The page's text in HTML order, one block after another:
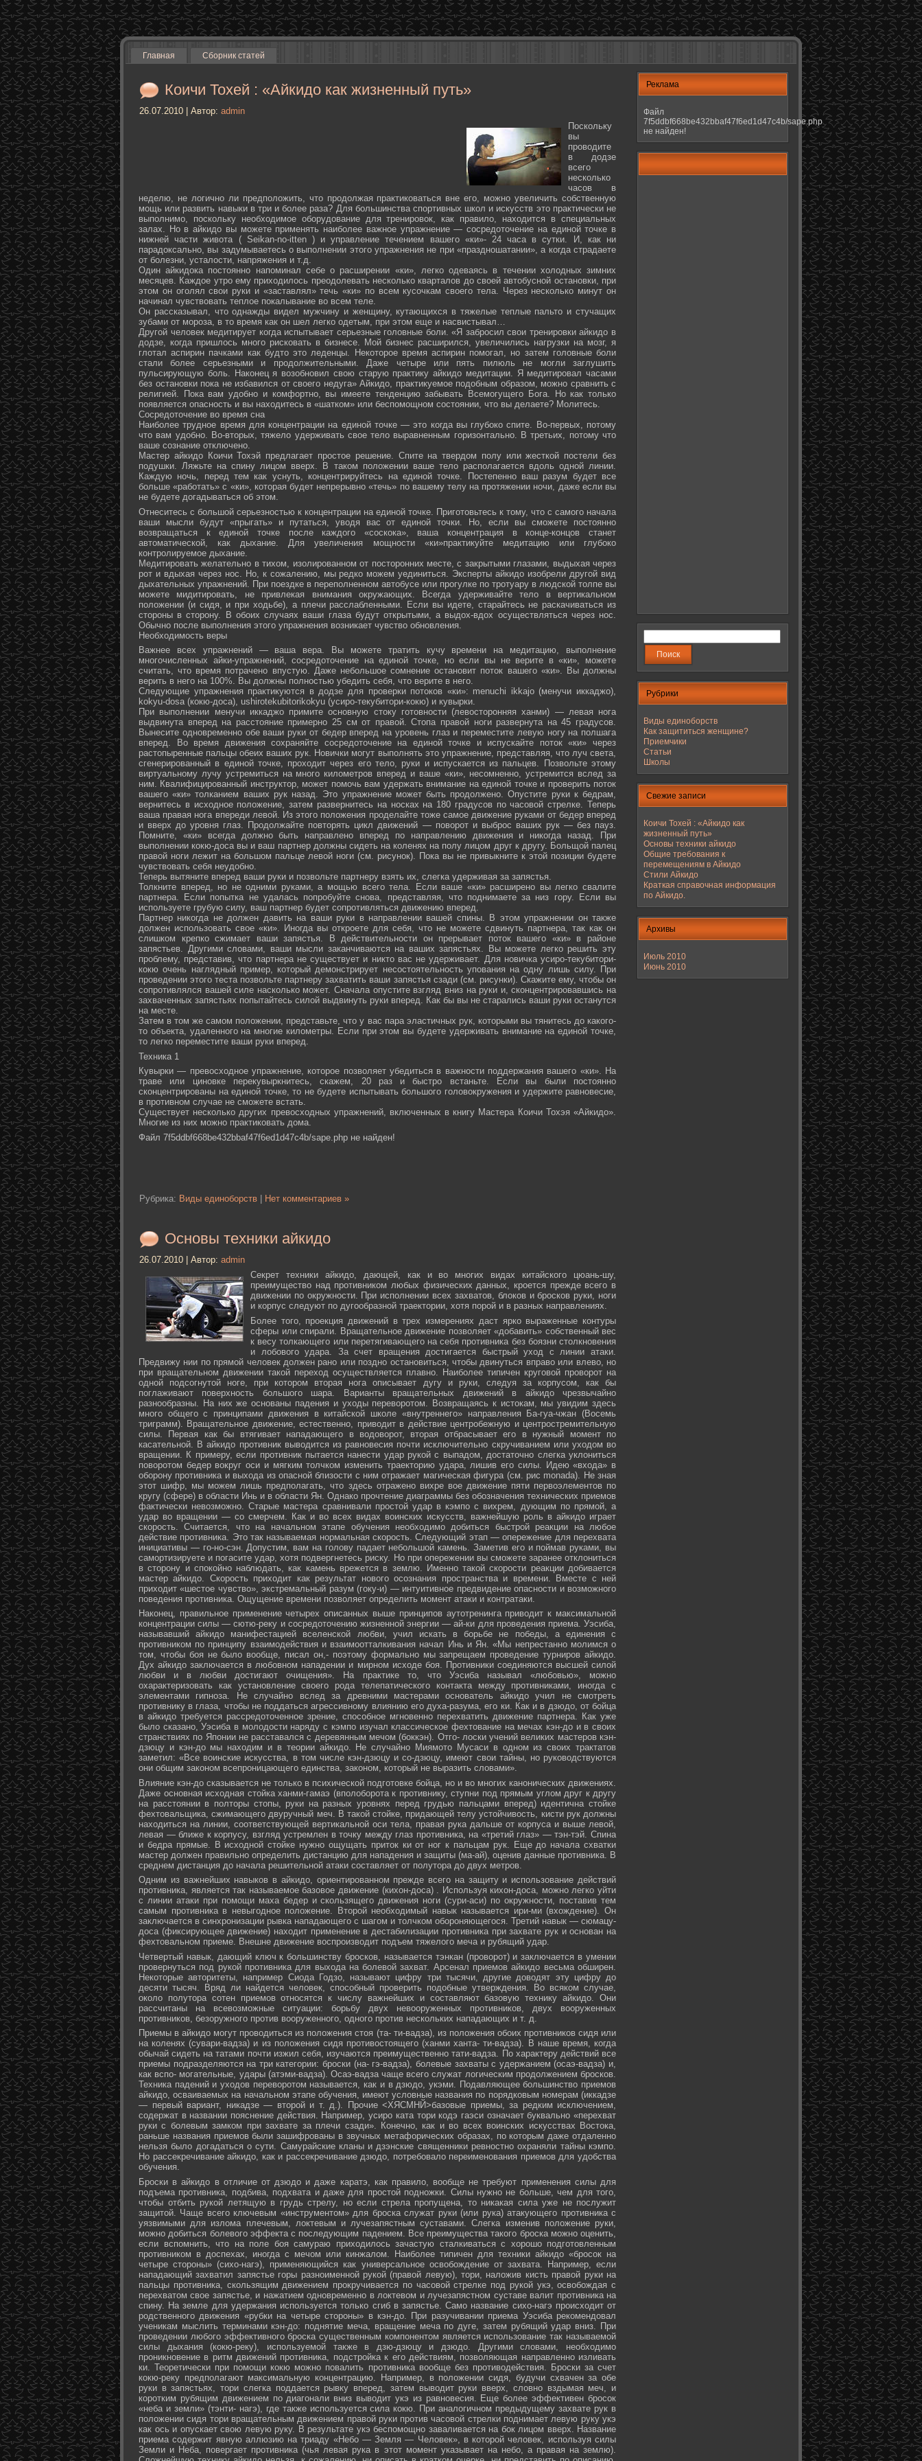
Главная Сборник статей
Коичи Тохей : «Айкидо как жизненный путь»
26.07.2010 | Автор: admin
Поскольку
вы
проводите
в додзе
всего
несколько
часов в
неделю, не логично ли предположить, что продолжая практиковаться вне его, можно увеличить собственную
мощь или развить навыки в три и более раза? Для большинства спортивных школ и искусств это практически не
выполнимо, поскольку необходимое оборудование для тренировок, как правило, находится в специальных
залах. Но в айкидо вы можете применять наиболее важное упражнение — сосредоточение на единой точке в
нижней части живота ( Seikan-­no-­itten ) и управление течением вашего «ки»- 24 часа в сутки. И, как ни
парадоксально, вы задумываетесь о выполнении этого упражнения не при «праздношатании», а когда страдаете
от болезни, усталости, напряжения и т.д.
Один айкидока постоянно напоминал себе о расширении «ки», легко одеваясь в течении холодных зимних
месяцев. Каждое утро ему приходилось преодолевать несколько кварталов до своей автобусной остановки, при
этом он оголял свои руки и «заставлял» течь «ки» по всем кусочкам своего тела. Через несколько минут он
начинал чувствовать теплое покалывание во всем теле.
Он рассказывал, что однажды видел мужчину и женщину, кутающихся в тяжелые теплые пальто и стучащих
зубами от мороза, в то время как он шел легко одетым, при этом еще и насвистывал…
Другой человек медитирует когда испытывает серьезные головные боли. «Я забросил свои тренировки айкидо в
додзе, когда пришлось много рисковать в бизнесе. Мой бизнес расширился, увеличились нагрузки на мозг, я
глотал аспирин пачками как будто это леденцы. Некоторое время аспирин помогал, но затем головные боли
стали более серьезными и продолжительными. Даже четыре или пять пилюль не могли заглушить
пульсирующую боль. Наконец я возобновил свою старую практику айкидо медитации. Я медитировал часами
без остановки пока не избавился от своего недуга» Айкидо, практикуемое подобным образом, можно сравнить с
религией. Пока вам удобно и комфортно, вы имеете тенденцию забывать Всемогущего Бога. Но как только
появляется опасность и вы находитесь в «шатком» или беспомощном состоянии, что вы делаете? Молитесь.
Сосредоточение во время сна
Наиболее трудное время для концентрации на единой точке — это когда вы глубоко спите. Во-первых, потому
что вам удобно. Во-вторых, тяжело удерживать свое тело выравненным горизонтально. В третьих, потому что
ваше сознание отключено.
Мастер айкидо Коичи Тохэй предлагает простое решение. Спите на твердом полу или жесткой постели без
подушки. Ляжьте на спину лицом вверх. В таком положении ваше тело располагается вдоль одной линии.
Каждую ночь, перед тем как уснуть, концентрируйтесь на единой точке. Постепенно ваш разум будет все
больше «работать» с «ки», которая будет непрерывно «течь» по вашему телу на протяжении ночи, даже если вы
не будете догадываться об этом.
Отнеситесь с большой серьезностью к концентрации на единой точке. Приготовьтесь к тому, что с самого начала
ваши мысли будут «прыгать» и путаться, уводя вас от единой точки. Но, если вы сможете постоянно
возвращаться к единой точке после каждого «соскока», ваша концентрация в конце-концов станет
автоматической, как дыхание. Для увеличения мощности «ки»практикуйте медитацию или глубоко
контролируемое дыхание.
Медитировать желательно в тихом, изолированном от посторонних месте, с закрытыми глазами, выдыхая через
рот и вдыхая через нос. Но, к сожалению, мы редко можем уединиться. Эксперты айкидо изобрели другой вид
дыхательных упражнений. При поездке в переполненном автобусе или прогулке по тротуару в людской толпе вы
можете мидитировать, не привлекая внимания окружающих. Всегда удерживайте тело в вертикальном
положении (и сидя, и при ходьбе), а плечи расслабленными. Если вы идете, старайтесь не раскачиваться из
стороны в сторону. В обоих случаях ваши глаза будут открытыми, а выдох-вдох осуществляться через нос.
Обычно после выполнения этого упражнения возникает чувство обновления.
Необходимость веры
Важнее всех упражнений — ваша вера. Вы можете тратить кучу времени на медитацию, выполнение
многочисленных айки-упражнений, сосредоточение на единой точке, но если вы не верите в «ки», можете
считать, что время потрачено впустую. Даже небольшое сомнение остановит поток вашего «ки». Вы должны
верить в него на 100%. Вы должны полностью убедить себя, что верите в него.
Следующие упражнения практикуются в додзе для проверки потоков «ки»: menuchi ikkajo (менучи иккаджо),
kokyu-dosa (кокю-доса), ushiro­tekubitori­kokyu (усиро-текубитори-кокю) и кувырки.
При выполнении менучи иккаджо примите основную стоку готовности (левосторонняя ханми) — левая нога
выдвинута вперед на расстояние примерно 25 см от правой. Стопа правой ноги развернута на 45 градусов.
Вынесите одновременно обе ваши руки от бедер вперед на уровень глаз и переместите левую ногу на полшага
вперед. Во время движения сохраняйте сосредоточение на единой точке и испускайте поток «ки» через
растопыренные пальцы обеих ваших рук. Новички могут выполнять это упражнение, представляя, что луч света,
сгенерированный в единой точке, проходит через его тело, руки и испускается из пальцев. Позвольте этому
виртуальному лучу устремиться на много километров вперед и ваше «ки», несомненно, устремится вслед за
ним. Квалифицированный инструктор, может помочь вам удержать внимание на единой точке и проверить поток
вашего «ки» толканием ваших рук назад. Это упражнение может быть продолжено. Опустите руки к бедрам,
вернитесь в исходное положение, затем развернитесь на носках на 180 градусов по часовой стрелке. Теперь
ваша правая нога впереди левой. Из этого положения проделайте тоже самое движение руками от бедер вперед
и вверх до уровня глаз. Продолжайте повторять цикл движений — поворот и выброс ваших рук — без пауз.
Помните, «ки» всегда должно быть направлено вперед по направлению движения и никогда назад. При
выполнении кокю-доса вы и ваш партнер должны сидеть на коленях на полу лицом друг к другу. Больщой палец
правой ноги лежит на большом пальце левой ноги (см. рисунок). Пока вы не привыкните к этой позиции будете
чувствовать себя неудобно.
Теперь вытяните вперед ваши руки и позвольте партнеру взять их, слегка удерживая за запястья.
Толкните вперед, но не одними руками, а мощью всего тела. Если ваше «ки» расширено вы легко свалите
партнера. Если попытка не удалась попробуйте снова, представляя, что поднимаете за низ гору. Если вы
используете грубую силу, ваш партнер будет сопротивляться движению вперед.
Партнер никогда не должен давить на ваши руки в направлении вашей спины. В этом упражнении он также
должен использовать свое «ки». Иногда вы откроете для себя, что не можете сдвинуть партнера, так как он
слишком крепко сжимает ваши запястья. В действительности он прерывает поток вашего «ки» в районе
запястьев. Другими словами, ваши мысли заканчиваются на ваших запястьях. Вы можете легко решить эту
проблему, представив, что партнера не существует и никто вас не удерживает. Для новичка усиро-текубитори-
кокю очень наглядный пример, который демонстрирует несостоятельность упования на одну лишь силу. При
проведении этого теста позвольте партнеру захватить ваши запястья сзади (см. рисунки). Скажите ему, чтобы он
сопротивлялся вашей силе насколько может. Сначала опустите взгляд вниз на руки и, сконцентрировавшись на
захваченных запястьях попытайтесь силой выдвинуть руки вперед. Как бы вы не старались ваши руки останутся
на месте.
Затем в том же самом положении, представьте, что у вас пара эластичных рук, которыми вы тянитесь до какого-
то объекта, удаленного на многие километры. Если при этом вы будете удерживать внимание на единой точке,
то легко переместите ваши руки вперед.
Техника 1
Кувырки — превосходное упражнение, которое позволяет убедиться в важности поддержания вашего «ки». На
траве или циновке перекувыркнитесь, скажем, 20 раз и быстро встаньте. Если вы были постоянно
сконцентрированы на единой точке, то не будете испытывать большого головокружения и удержите равновесие,
в противном случае не сможете встать.
Существует несколько других превосходных упражнений, включенных в книгу Мастера Коичи Тохэя «Айкидо».
Многие из них можно практиковать дома.
Файл 7f5ddbf668be432bbaf47f6ed1d47c4b/sape.php не найден!
Рубрика: Виды единоборств Нет комментариев »
Основы техники айкидо
26.07.2010 | Автор: admin
Секрет техники айкидо, дающей, как и во многих видах китайского цюань-шу,
преимущество над противником любых физических данных, кроется прежде всего в
движении по окружности. При исполнении всех захватов, блоков и бросков руки, ноги
и корпус следуют по дугообразной траектории, хотя порой и в разных направлениях.
Более того, проекция движений в трех измерениях даст ярко выраженные контуры
сферы или спирали. Вращательное движение позволяет «добавить» собственный вес
к весу толкающего или перетягивающего на себя противника без боязни столкновения
и лобового удара. За счет вращения достигается быстрый уход с линии атаки.
Предвижу нии по прямой человек должен рано или поздно остановиться, чтобы двинуться вправо или влево, но
при вращательном движении такой переход осуществляется плавно. Наиболее типичен круговой проворот на
одной подсогнутой ноге, при котором вторая нога описывает дугу и руки, следуя за корпусом, как бы
поглаживают поверхность большого шара. Варианты вращательных движений в айкидо чрезвычайно
разнообразны. На них же основаны падения и уходы переворотом. Возвращаясь к истокам, мы увидим здесь
много общего с принципами движения в китайской школе «внутреннего» направления Ба-гуа-чжан (Восемь
триграмм). Вращательное движение, естественно, приводит в действие центробежную и центростремительную
силы. Первая как бы втягивает нападающего в водоворот, вторая отбрасывает его в нужный момент по
касательной. В айкидо противник выводится из равновесия почти исключительно скручиванием или уходом во
вращении. К примеру, если противник пытается нанести удар рукой с выпадом, достаточно слегка уклониться
поворотом бедер вокруг оси и мягким толчком изменить траекторию удара, лишив его силы. Идею «входа» в
оборону противника и выхода из опасной близости с ним отражает магическая фигура (см. рис monada). Не зная
этот шифр, мы можем лишь предполагать, что здесь отражено вихре вое движение пяти первоэлементов по
кругу (сфере) в области Инь и в области Ян. Однако прочтение диаграммы без обозначения технических приемов
фактически невозможно. Старые мастера сравнивали простой удар в кэмпо с вихрем, дующим по прямой, а
удар во вращении — со смерчем. Как и во всех видах воинских искусств, важнейшую роль в айкидо играет
скорость. Считается, что на начальном этапе обучения необходимо добиться быстрой реакции на любое
действие противника. Это так называемая нормальная скорость. Следующий этап — опережение для перехвата
инициативы — го-но-сэн. Допустим, вам на голову падает небольшой камень. Заметив его и поймав руками, вы
самортизируете и погасите удар, хотя подвергнетесь риску. Но при опережении вы сможете заранее отклониться
в сторону и спокойно наблюдать, как камень врежется в землю. Именно такой скорости реакции добивается
мастер айкидо. Скорость приходит как результат нового осознания пространства и времени. Вместе с ней
приходит «шестое чувство», экстремальный разум (гоку-и) — интуитивное предвидение опасности и возможного
поведения противника. Ощущение времени позволяет определить момент атаки и контратаки.
Наконец, правильное применение четырех описанных выше принципов аутотренинга приводит к максимальной
концентрации силы — сютю-реку и сосредоточению жизненной энергии — ай-ки для проведения приема. Уэсиба,
называвший айкидо манифестацией вселенской любви, учил искать в борьбе не победы, а единения с
противником по принципу взаимодействия и взаимоотталкивания начал Инь и Ян. «Мы непрестанно молимся о
том, чтобы боя не было вообще, писал он,- поэтому формально мы запрещаем проведение турниров айкидо.
Дух айкидо заключается в любовном нападении и мирном исходе боя. Противники соединяются высшей силой
любви и в любви достигают очищения». На практике то, что Уэсиба называл «любовью», можно
охарактеризовать как установление своего рода телепатического контакта между противниками, иногда с
элементами гипноза. Не случайно вслед за древними мастерами основатель айкидо учил не смотреть
противнику в глаза, чтобы не поддаться агрессивному влиянию его духа-разума, его ки. Как и в дзюдо, от бойца
в айкидо требуется рассредоточенное зрение, способное мгновенно перехватить движение партнера. Как уже
было сказано, Уэсиба в молодости наряду с кэмпо изучал классическое фехтование на мечах кэн-до и в своих
странствиях по Японии не расставался с деревянным мечом (боккэн). Отго- лоски учений великих мастеров кэн-
дзюцу и кэн-до мы находим и в теории айкидо. Не случайно Миямото Мусаси в одном из своих трактатов
заметил: «Все воинские искусства, в том числе кэн-дзюцу и со-дзюцу, имеют свои тайны, но руководствуются
они общим законом всепроницающего единства, законом, который не выразить словами».
Влияние кэн-до сказывается не только в психической подготовке бойца, но и во многих канонических движениях.
Даже основная исходная стойка ханми-гамаэ (вполоборота к противнику, ступни под прямым углом друг к другу
на расстоянии в полторы стопы, руки на разных уровнях перед грудью пальцами вперед) идентична стойке
фехтовальщика, сжимающего двуручный меч. В такой стойке, придающей телу устойчивость, кисти рук должны
находиться на линии, соответствующей вертикальной оси тела, правая рука дальше от корпуса и выше левой,
левая — ближе к корпусу, взгляд устремлен в точку между глаз противника, на «третий глаз» — тэн-тэй. Спина
и бедра прямые. В исходной стойке нужно ощущать приток ки от ног к пальцам рук. Еще до начала схватки
мастер должен правильно определить дистанцию для нападения и защиты (ма-ай), оценив данные противника. В
среднем дистанция до начала решительной атаки составляет от полутора до двух метров.
Одним из важнейших навыков в айкидо, ориентированном прежде всего на защиту и использование действий
противника, является так называемое базовое движение (кихон-доса) . Используя кихон-доса, можно легко уйти
с линии атаки при помощи маха бедер и скользящего движения ноги (сури-аси) по окружности, поставив тем
самым противника в невыгодное положение. Второй необходимый навык называется ири-ми (вхождение). Он
заключается в синхронизации рывка нападающего с шагом и толчком обороняющегося. Третий навык — сюмацу-
доса (фиксирующее движение) находит применение в дестабилизации противника при захвате рук и основан на
фехтовальном приеме. Внешне движение воспроизводит подъем тяжелого меча и рубящий удар.
Четвертый навык, дающий ключ к большинству бросков, называется тэнкан (проворот) и заключается в умении
провернуться под рукой противника для выхода на болевой захват. Арсенал приемов айкидо весьма обширен.
Некоторые авторитеты, например Сиода Годзо, называют цифру три тысячи, другие доводят эту цифру до
десяти тысяч. Вряд ли найдется человек, способный проверить подобные утверждения. Во всяком случае,
около полутора сотен приемов относятся к числу важнейших и составляют базовую технику айкидо. Они
рассчитаны на всевозможные ситуации: борьбу двух невооруженных противников, двух вооруженных
противников, безоружного против вооруженного, одного против нескольких нападающих и т. д.
Приемы в айкидо могут проводиться из положения стоя (та- ти-вадза), из положения обоих противников сидя или
на коленях (сувари-вадза) и из положения сидя противостоящего (ханми ханта- ти-вадза). В наше время, когда
обычай сидеть на татами почти изжил себя, изучаются преимущественно тати-вадза. По характеру действий все
приемы подразделяются на три категории: броски (на- гэ-вадза), болевые захваты с удержанием (осаэ-вадза) и,
как вспо- могательные, удары (атэми-вадза). Осаэ-вадза чаще всего служат логическим продолжением бросков.
Техника падений и уходов переворотом называется, как и в дзюдо, укэми. Подавляющее большинство приемов
айкидо, осваиваемых на начальном этапе обучения, имеют условные названия по порядковым номерам (иккадзе
— первый вариант, никадзе — второй и т. д.). Прочие <ХЯСМНЙ>базовые приемы, за редким исключением,
содержат в названии пояснение действия. Например, усиро ката тори кодэ гаэси означает буквально «перехват
руки с болевым замком при захвате за плечи сзади». Конечно, как и во всех воинских искусствах Востока,
раньше названия приемов были зашифрованы в звучных метафорических образах, по которым даже отдаленно
нельзя было догадаться о сути. Самурайские кланы и дзэнские священники ревностно охраняли тайны кэмпо.
Но рассекречивание айкидо, как и рассекречивание дзюдо, потребовало переименования приемов для удобства
обучения.
Броски в айкидо в отличие от дзюдо и даже каратэ, как правило, вообще не требуют применения силы для
подъема противника, подбива, подхвата и даже для простой подножки. Силы нужно не больше, чем для того,
чтобы отбить рукой летящую в грудь стрелу, но если стрела пропущена, то никакая сила уже не послужит
защитой. Чаще всего ключевым «инструментом» для броска служат руки (или рука) атакующего противника с
уязвимыми для излома плечевым, локтевым и лучезапястным суставами. Слегка изменив положение руки,
можно добиться болевого эффекта с последующим падением. Все преимущества такого броска можно оценить,
если вспомнить, что на поле боя самураю приходилось зачастую сталкиваться с хорошо подготовленным
противником в доспехах, иногда с мечом или кинжалом. Наиболее типичен для техники айкидо «бросок на
четыре стороны» (сихо-нагэ), применяющийся как универсальное освобождение от захвата. Например, если
нападающий захватил запястье горы разноименной рукой (правой левую), тори, наложив кисть правой руки на
пальцы противника, скользящим движением прокручивается по часовой стрелке под рукой укэ, освобождая с
перехватом свое запястье, и нажатием одновременно в локтевом и лучезапястном суставе валит противника на
спину. На земле для удержания используется только сгиб в запястье. Само название сихо-нагэ происходит от
родственного движения «рубки на четыре стороны» в кэн-до. При разучивании приема Уэсиба рекомендовал
ученикам мыслить терминами кэн-до: поднятие меча, вращение меча по дуге, затем рубящий удар вниз. При
проведении любого эффективного броска существенным компонентом является использование так называемой
силы дыхания (кокю-реку), используемой также в дзю-дзюцу и дзюдо. Другими словами, необходимо
проникновение в ритм движений противника, подстройка к его действиям, позволяющая направленно изливать
ки. Теоретически при помощи кокю можно повалить противника вообще без противодействия. Броски за счет
кокю-реку предполагают максимальную концентрацию. Например, в положении сидя, будучи схвачен за обе
руки в запястьях, тори слегка поддается рывку вперед, затем выводит руки вверх, словно вздымая меч, и
коротким рубящим движением по диагонали вниз выводит укэ из равновесия. Еще более эффективен бросок
«неба и земли» (тэнти- нагэ), где также используется сила кокю. При аналогичном предыдущему захвате рук в
положении сидя тори вращательным движением правой руки против часовой стрелки поднимает левую руку укэ
как ось и опускает свою левую руку. В результате укэ беспомощно заваливается на бок лицом вверх. Название
приема содержит явную аллюзию на триаду «Небо — Земля — Человек», в которой человек, используя силы
Земли и Неба, повергает противника (чья левая рука в этот момент указывает на небо, а правая на землю).
Реклама
Файл
7f5ddbf668be432bbaf47f6ed1d47c4b/sape.php
не найден!
Рубрики
Виды единоборств
Как защититься женщине?
Приемчики
Статьи
Школы
Свежие записи
Коичи Тохей : «Айкидо как
жизненный путь»
Основы техники айкидо
Общие требования к
перемещениям в Айкидо
Стили Айкидо
Краткая справочная информация
по Айкидо.
Архивы
Июль 2010
Июнь 2010